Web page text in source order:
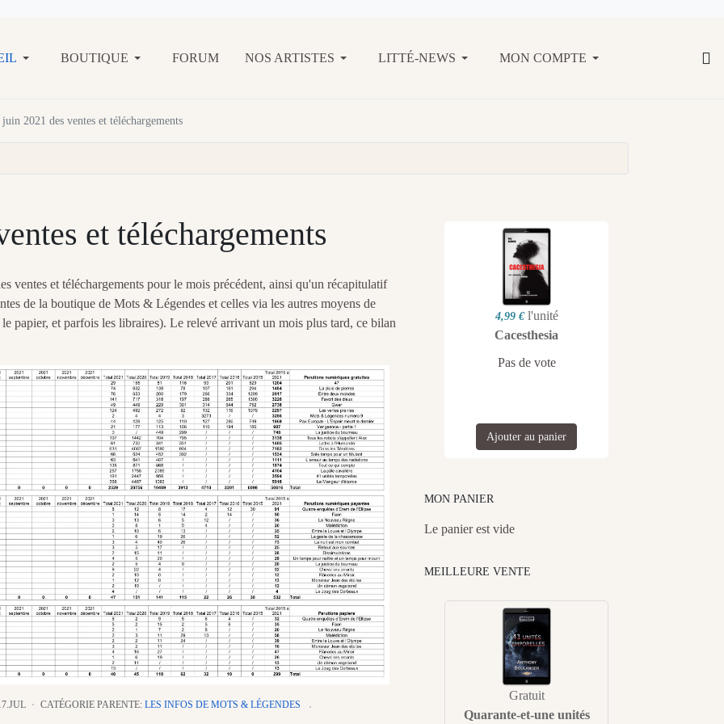
BOUTIQUE FORUM NOS ARTISTES LITTÉ-NEWS MON COMPTE
2021 des ventes et téléchargements
et téléchargements
ventes et téléchargements pour le mois précédent, ainsi qu'un récapitulatif
de la boutique de Mots & Légendes et celles via les autres moyens de
papier, et parfois les libraires). Le relevé arrivant un mois plus tard, ce bilan
CATÉGORIE PARENTE: LES INFOS DE MOTS & LÉGENDES
4,99 € l'unité
Cacesthesia
Pas de vote
Ajouter au panier
MON PANIER
Le panier est vide
MEILLEURE VENTE
Gratuit
Quarante-et-une unités